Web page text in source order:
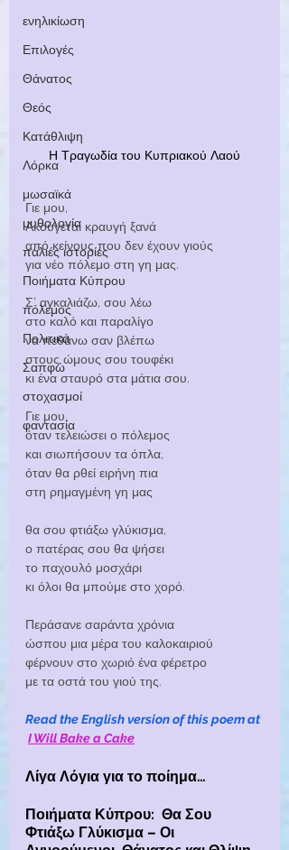
ενηλικίωση
Επιλογές
Θάνατος
Θεός
Κατάθλιψη
Λόρκα
μωσαϊκά
μυθολογία
παλιές ιστορίες
Ποιήματα Κύπρου
πόλεμος
Πολιτικά
Σαπφώ
στοχασμοί
φαντασία
Η Τραγωδία του Κυπριακού Λαού
Γιε μου,
Ακούγεται κραυγή ξανά
από κείνους που δεν έχουν γιούς
για νέο πόλεμο στη γη μας.
Σ’ αγκαλιάζω, σου λέω
στο καλό και παραλίγο
να πεθάνω σαν βλέπω
στους ώμους σου τουφέκι
κι ένα σταυρό στα μάτια σου.
Γιε μου,
όταν τελειώσει ο πόλεμος
και σιωπήσουν τα όπλα,
όταν θα ρθεί ειρήνη πια
στη ρημαγμένη γη μας
θα σου φτιάξω γλύκισμα,
ο πατέρας σου θα ψήσει
το παχουλό μοσχάρι
κι όλοι θα μπούμε στο χορό.
Περάσανε σαράντα χρόνια
ώσπου μια μέρα του καλοκαιριού
φέρνουν στο χωριό ένα φέρετρο
με τα οστά του γιού της.
Read the English version of this poem at
I Will Bake a Cake
Λίγα Λόγια για το ποίημα…
Ποιήματα Κύπρου:  Θα Σου
Φτιάξω Γλύκισμα – Οι